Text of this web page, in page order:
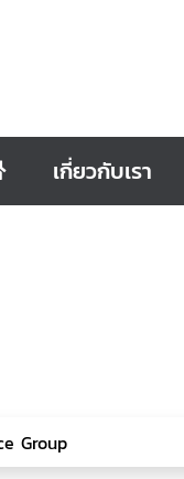
เกี่ยวกับเรา